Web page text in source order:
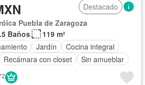
Destacado
Puebla de Zaragoza
Baños
119 m²
Jardín
Cocina integral
Recámara con closet Sin amueblar